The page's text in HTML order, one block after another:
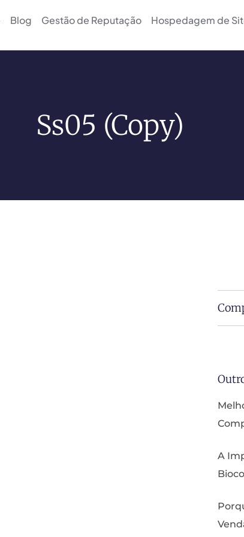
Blog Gestão de Reputação Hospedagem de
Ss05 (Copy)
A